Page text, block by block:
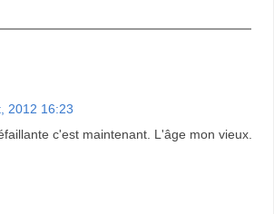
2012 16:23
c'est maintenant. L'âge mon vieux.